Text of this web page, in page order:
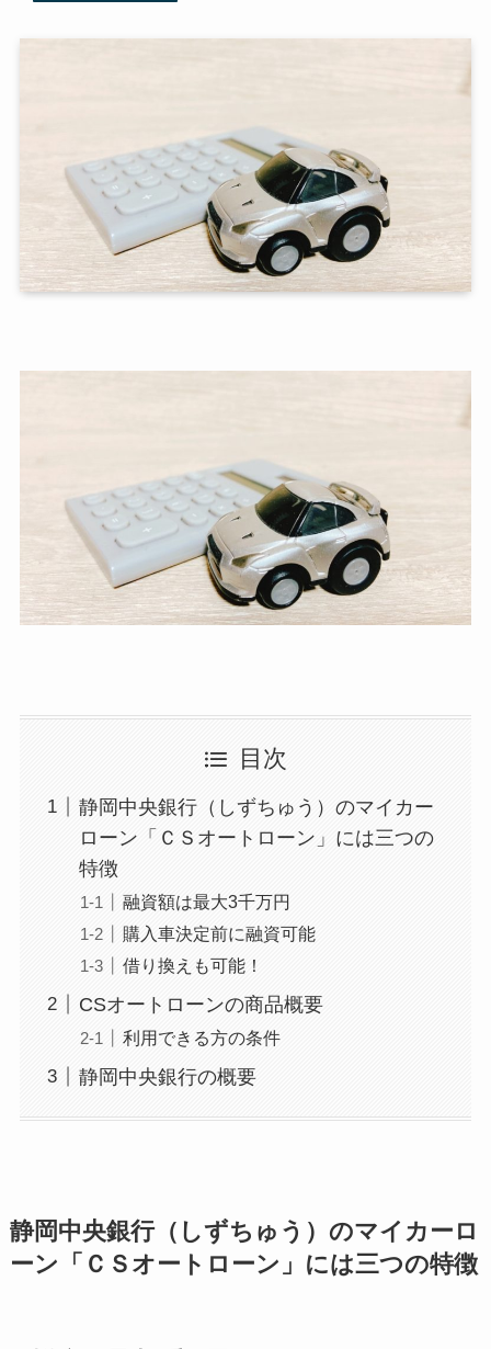
目次
静岡中央銀行（しずちゅう）のマイカー
ローン「ＣＳオートローン」には三つの
特徴
融資額は最大3千万円
購入車決定前に融資可能
借り換えも可能！
CSオートローンの商品概要
利用できる方の条件
静岡中央銀行の概要
静岡中央銀行（しずちゅう）のマイカーロ
ーン「ＣＳオートローン」には三つの特徴